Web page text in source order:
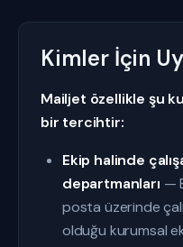
Kimler İçin
Mailjet özellikle şu
bir tercihtir:
Ekip halinde
departmanları —
posta üzerinde
olduğu kurumsal